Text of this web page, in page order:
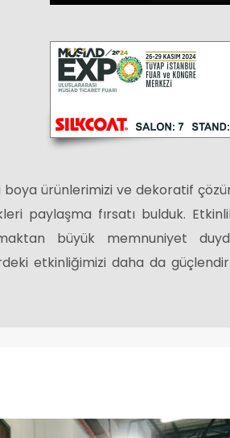
boya ürünlerimizi ve dekoratif
paylaşma fırsatı bulduk.
büyük memnuniyet
etkinliğimizi daha da